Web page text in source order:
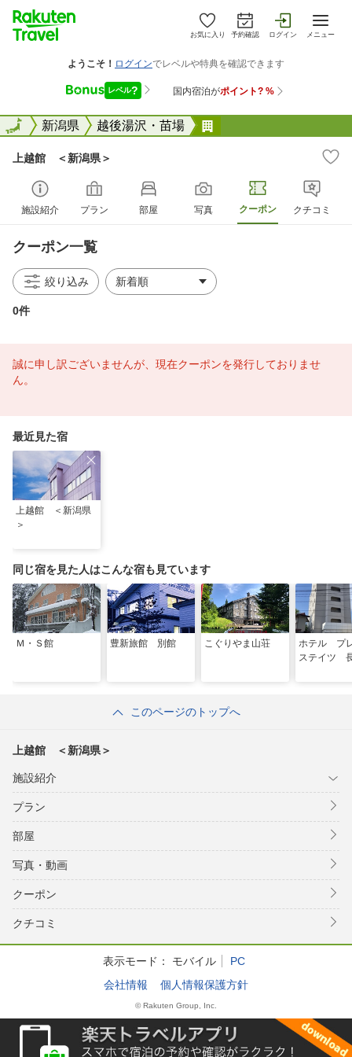
お気に入り 予約確認 ログイン メニュー
全国新潟県 越後湯沢・苗場
全国
上越館 ＜新潟県＞
施設紹介 プラン 部屋 写真 クーポン クチコミ
クーポン一覧
絞り込み
0件
誠に申し訳ございませんが、現在クーポンを発行しておりませ
ん。
最近見た宿
上越館 ＜新潟県
＞
同じ宿を見た人はこんな宿も見ています
Ｍ・Ｓ館 豊新旅館 別館 こぐりやま山荘
ホテル プ
ステイツ
このページのトップへ
上越館 ＜新潟県＞
施設紹介
プラン
部屋
写真・動画
クーポン
クチコミ
表示モード： モバイル
PC
会社情報
個人情報保護方針
© Rakuten Group, Inc.